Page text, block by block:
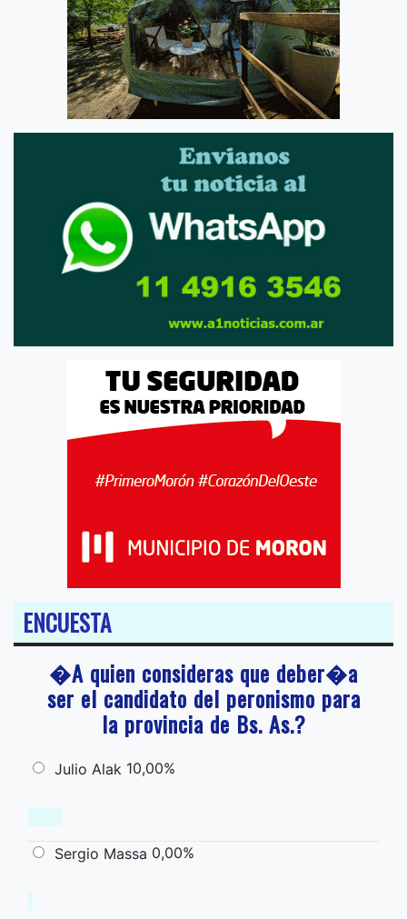
ENCUESTA
�A quien consideras que deber�a
ser el candidato del peronismo para
la provincia de Bs. As.?
Julio Alak 10,00%
Sergio Massa 0,00%